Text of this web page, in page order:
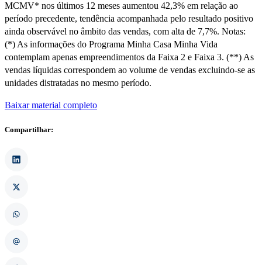
MCMV* nos últimos 12 meses aumentou 42,3% em relação ao
período precedente, tendência acompanhada pelo resultado positivo
ainda observável no âmbito das vendas, com alta de 7,7%. Notas:
(*) As informações do Programa Minha Casa Minha Vida
contemplam apenas empreendimentos da Faixa 2 e Faixa 3. (**) As
vendas líquidas correspondem ao volume de vendas excluindo-se as
unidades distratadas no mesmo período.
Baixar material completo
Compartilhar: